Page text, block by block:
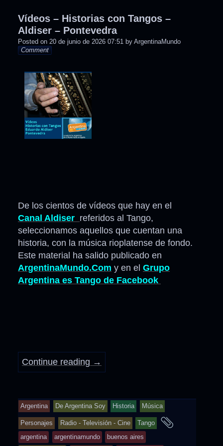
Vídeos – Historias con Tangos –
Aldiser – Pontevedra
Posted on 20 de junio de 2026 07:51 by ArgentinaMundo
Comment
De los cientos de vídeos que hay en el
Canal Aldiser referidos al Tango,
seleccionamos aquellos que cuentan una
historia, con la música rioplatense de fondo.
Este material ha salido publicado en
ArgentinaMundo.Com y en el Grupo
Argentina es Tango de Facebook
Continue reading →
Argentina De Argentina Soy Historia Música
Personajes Radio - Televisión - Cine Tango
argentina argentinamundo
buenos aires